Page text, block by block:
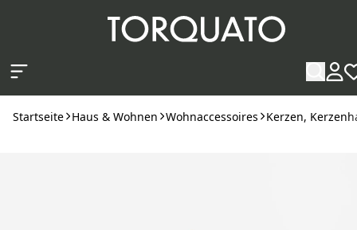
Startseite Haus & Wohnen Wohnaccessoires Kerzen,